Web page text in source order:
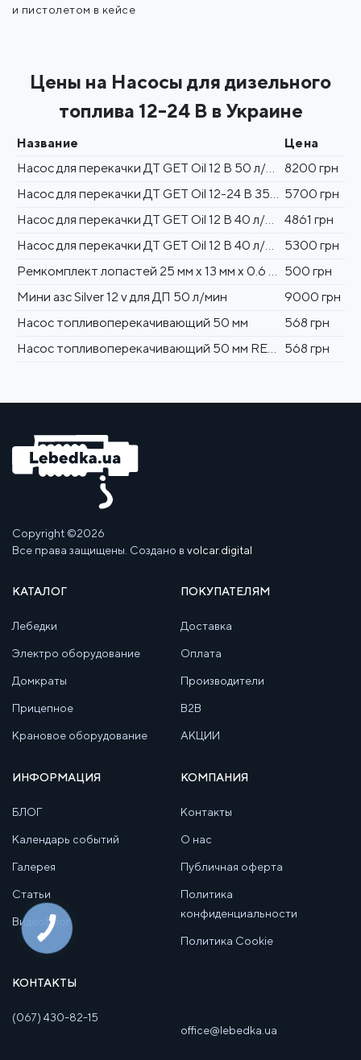
и пистолетом в кейсе
Цены на Насосы для дизельного
топлива 12-24 В в Украине
Название
Цена
8200 грн
5700 грн
4861 грн
5300 грн
500 грн
Мини азс Silver 12 v для ДП 50 л/мин
9000 грн
Насос топливоперекачивающий 50 мм
568 грн
568 грн
Copyright ©2026
Все права защищены. Создано в volcar.digital
КАТАЛОГ
Лебедки
Электро оборудование
Домкраты
Прицепное
Крановое оборудование
ПОКУПАТЕЛЯМ
Доставка
Оплата
Производители
B2B
АКЦИИ
ИНФОРМАЦИЯ
БЛОГ
Календарь событий
Галерея
Статьи
Видеоблог
КОМПАНИЯ
Контакты
О нас
Публичная оферта
Политика
конфиденциальности
Политика Cookie
КОНТАКТЫ
(067) 430-82-15
office@lebedka.ua